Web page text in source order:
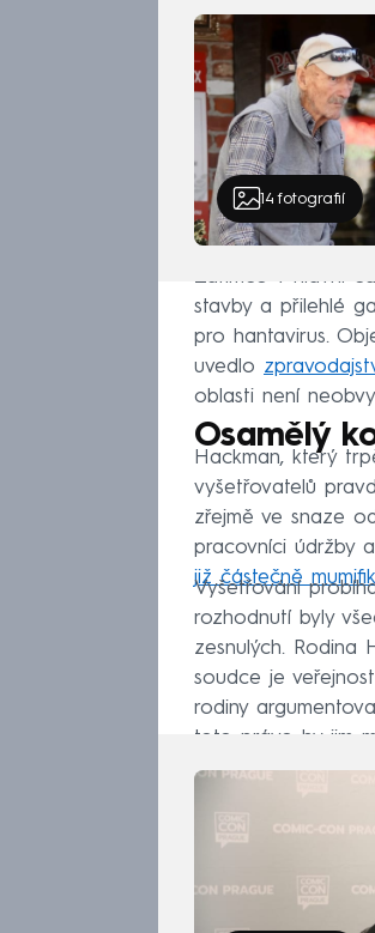
14 fotografií
Zatímco v hlavní
stavby a přilehlé
pro hantavirus.
uvedlo
oblasti není
Osamělý
Hackman, který
vyšetřovatelů
zřejmě ve snaze
pracovníci údržby
již částečně
Vyšetřování
rozhodnutí byly
zesnulých. Rodina
soudce je
rodiny
toto právo by jim